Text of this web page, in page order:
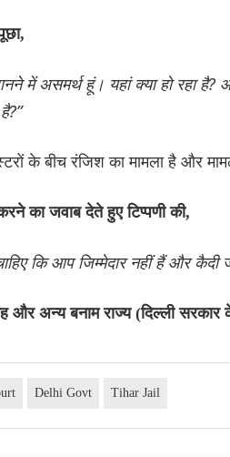
में असमर्थ हूं। यहां क्या हो रहा
के बीच रंजिश का मामला है और
का जवाब देते हुए टिप्पणी की,
कि आप जिम्मेदार नहीं हैं और
और अन्य बनाम राज्य (दिल्ली
Delhi Govt Tihar Jail